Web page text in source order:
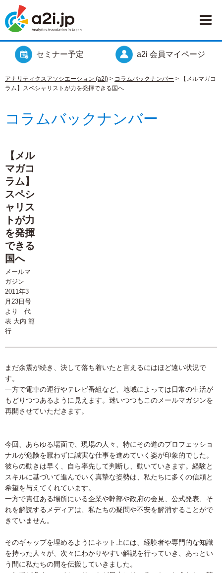
セミナー予定 a2i 会員マイページ
アナリティクスアソシエーション (a2i) > コラムバックナンバー >
【メルマガコ
ラム】スペシャリストが力を発揮できる国へ
コラムバックナンバー
【メル
マガコ
ラム】
スペシ
ャリス
トが力
を発揮
できる
国へ
メールマ
ガジン
2011年3
月23日号
より 代
表 大内 範
行
まだ余震が続き、決して落ち着いたと言えるにはほど遠い状況で
す。
一方で電車の運行やテレビ番組など、地域によっては日常の生活が
もどりつつあるように見えます。迷いつつもこのメールマガジンを
再開させていただきます。
今回、あらゆる場面で、現場の人々、特にその道のプロフェッショ
ナルが危険を厭わずに誠実な仕事を進めていく姿が印象的でした。
彼らの動きは早く、自ら率先して判断し、動いていきます。経験と
スキルに基づいて進んでいく真摯な姿勢は、私たちに多くの信頼と
希望を与えてくれています。
一方で責任ある場所にいる企業や幹部や政府の会見、公式発表、そ
れを解読するメディアは、私たちの疑問や不安を解消することがで
きていません。
そのギャップを埋めるようにネット上には、経験者や専門的な知識
を持った人々が、次々にわかりやすい解説を行っていき、あっとい
う間に私たちの間を伝搬していきました。